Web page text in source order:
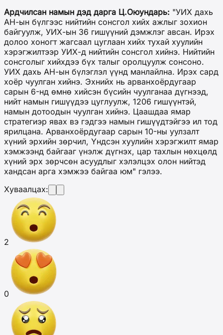
Ардчилсан намын дэд дарга Ц.Оюундарь: "УИХ дахь
АН-ын бүлгээс нийтийн сонсгол хийх ажлыг зохион
байгуулж, УИХ-ын 36 гишүүний дэмжлэг авсан. Ирэх
долоо хоногт жагсаал цуглаан хийх тухай хуулийн
хэрэгжилтээр УИХ-д нийтийн сонсгол хийнэ. Нийтийн
сонсголыг хийхдээ бүх талыг оролцуулж сонсоно.
УИХ дахь АН-ын бүлэглэл үүнд манлайлна. Ирэх сард
хоёр чуулган хийнэ. Эхнийх нь арванхоёрдугаар
сарын 6-нд өмнө хийсэн бүсийн чуулганаа дүгнээд,
нийт намын гишүүдээ цуглуулж, 1206 гишүүнтэй,
намын дотоодын чуулган хийнэ. Цаашдаа ямар
стратегиэр явах вэ гэдгээ намын гишүүдтэйгээ ил тод
ярилцана. Арванхоёрдугаар сарын 10-ны уулзалт
хүний эрхийн зөрчил, Үндсэн хуулийн хэрэгжилт ямар
хэмжээнд байгааг үнэлж дүгнэх, цар тахлын нөхцөлд
хүний эрх зөрчсөн асуудлыг хэлэлцэх олон нийтэд
хандсан арга хэмжээ байгаа юм" гэлээ.
Хуваалцах:
2
0